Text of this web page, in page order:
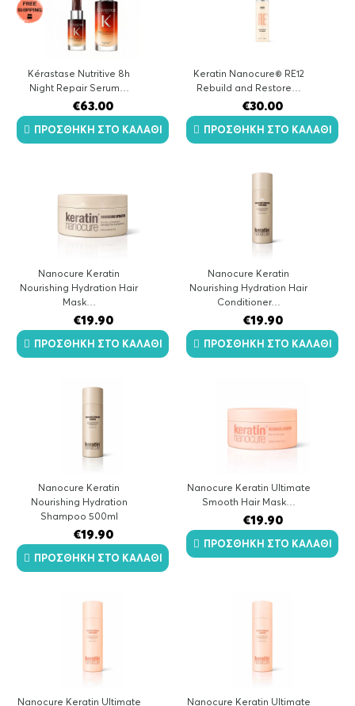
Kérastase Nutritive 8h
Night Repair Serum…
€63.00
ΠΡΟΣΘΉΚΗ ΣΤΟ ΚΑΛΆΘΙ
Keratin Nanocure® RE12
Rebuild and Restore…
€30.00
ΠΡΟΣΘΉΚΗ ΣΤΟ ΚΑΛΆΘΙ
Nanocure Keratin
Nourishing Hydration Hair
Mask…
€19.90
ΠΡΟΣΘΉΚΗ ΣΤΟ ΚΑΛΆΘΙ
Nanocure Keratin
Nourishing Hydration Hair
Conditioner…
€19.90
ΠΡΟΣΘΉΚΗ ΣΤΟ ΚΑΛΆΘΙ
Nanocure Keratin
Nourishing Hydration
Shampoo 500ml
€19.90
ΠΡΟΣΘΉΚΗ ΣΤΟ ΚΑΛΆΘΙ
Nanocure Keratin Ultimate
Smooth Hair Mask…
€19.90
ΠΡΟΣΘΉΚΗ ΣΤΟ ΚΑΛΆΘΙ
Nanocure Keratin Ultimate Nanocure Keratin Ultimate